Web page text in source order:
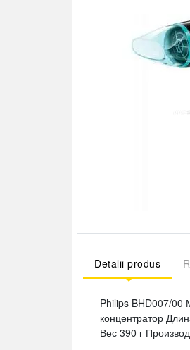
Detalii produs
Philips BHD007/00
концентратор
Вес 390 г